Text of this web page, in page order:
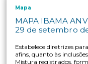
Ibama
outubro de